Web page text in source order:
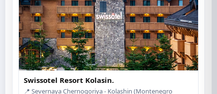
Swissotel Resort Kolasin.
📍 Severnaya Chernogoriya - Kolashin (Monteneqro